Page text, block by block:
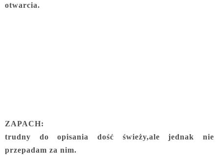
otwarcia.
ZAPACH:
trudny do opisania dość świeży,ale jednak nie
przepadam za nim.